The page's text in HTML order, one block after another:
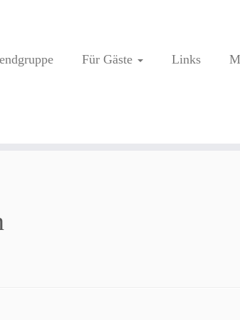
Für Gäste Links